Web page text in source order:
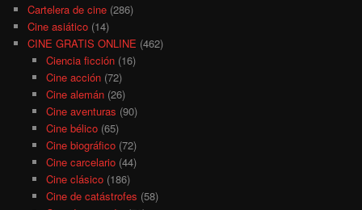
Cartelera de cine (286)
Cine asiático (14)
CINE GRATIS ONLINE (462)
Ciencia ficción(16)
Cine acción(72)
Cine alemán(26)
Cine aventuras (90)
Cine bélico(65)
Cine biográfico(72)
Cine carcelario(44)
Cine clásico(186)
Cine de catástrofes (58)